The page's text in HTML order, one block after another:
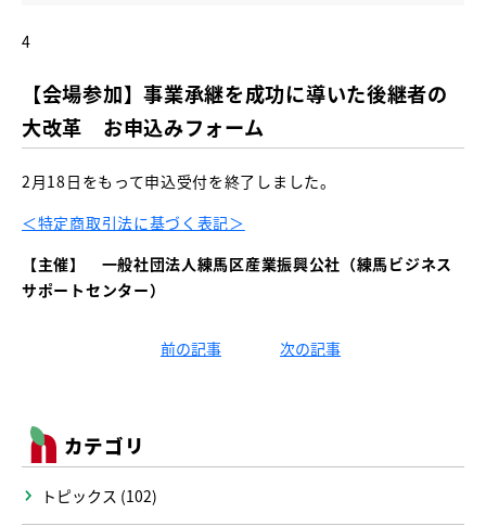
4
【会場参加】事業承継を成功に導いた後継者の
大改革 お申込みフォーム
2月18日をもって申込受付を終了しました。
＜特定商取引法に基づく表記＞
【主催】
一般社団法人練馬区産業振興公社（練馬ビジネス
サポートセンター）
前の記事 次の記事
カテゴリ
トピックス (102)